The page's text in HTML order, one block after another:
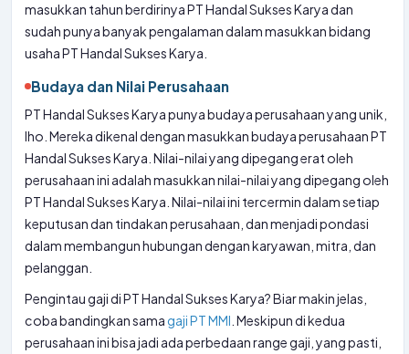
masukkan tahun berdirinya PT Handal Sukses Karya dan
sudah punya banyak pengalaman dalam masukkan bidang
usaha PT Handal Sukses Karya.
Budaya dan Nilai Perusahaan
PT Handal Sukses Karya punya budaya perusahaan yang unik,
lho. Mereka dikenal dengan masukkan budaya perusahaan PT
Handal Sukses Karya. Nilai-nilai yang dipegang erat oleh
perusahaan ini adalah masukkan nilai-nilai yang dipegang oleh
PT Handal Sukses Karya. Nilai-nilai ini tercermin dalam setiap
keputusan dan tindakan perusahaan, dan menjadi pondasi
dalam membangun hubungan dengan karyawan, mitra, dan
pelanggan.
Pengintau gaji di PT Handal Sukses Karya? Biar makin jelas,
coba bandingkan sama gaji PT MMI . Meskipun di kedua
perusahaan ini bisa jadi ada perbedaan range gaji, yang pasti,